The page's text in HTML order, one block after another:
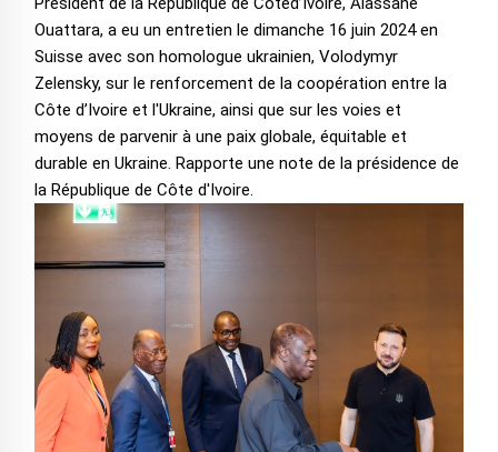
Ouattara, a eu un entretien le dimanche 16 juin 2024 en
Suisse avec son homologue ukrainien, Volodymyr
Zelensky, sur le renforcement de la coopération entre la
Côte d’Ivoire et l'Ukraine, ainsi que sur les voies et
moyens de parvenir à une paix globale, équitable et
durable en Ukraine. Rapporte une note de la présidence de
la République de Côte d'Ivoire.